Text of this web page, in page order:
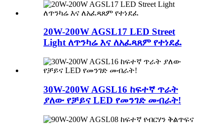
20W-200W AGSL17 LED Street
Light ለጥንካሬ እና ለአፈጻጸም የተነደፈ
30W-200W AGSL16 ከፍተኛ ጥራት
ያለው የቻይና LED የመንገድ መብራት!